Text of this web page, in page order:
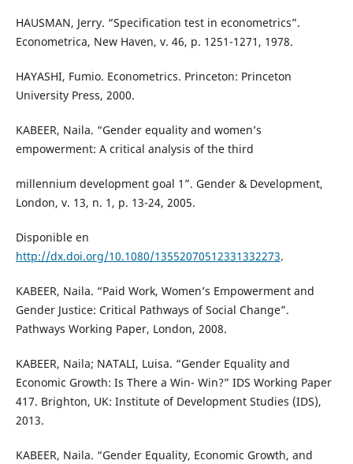
HAUSMAN, Jerry. “Specification test in econometrics”.
Econometrica, New Haven, v. 46, p. 1251-1271, 1978.
HAYASHI, Fumio. Econometrics. Princeton: Princeton
University Press, 2000.
KABEER, Naila. “Gender equality and women’s
empowerment: A critical analysis of the third
millennium development goal 1”. Gender & Development,
London, v. 13, n. 1, p. 13-24, 2005.
Disponible en
http://dx.doi.org/10.1080/13552070512331332273.
KABEER, Naila. “Paid Work, Women’s Empowerment and
Gender Justice: Critical Pathways of Social Change”.
Pathways Working Paper, London, 2008.
KABEER, Naila; NATALI, Luisa. “Gender Equality and
Economic Growth: Is There a Win- Win?” IDS Working Paper
417. Brighton, UK: Institute of Development Studies (IDS),
2013.
KABEER, Naila. “Gender Equality, Economic Growth, and